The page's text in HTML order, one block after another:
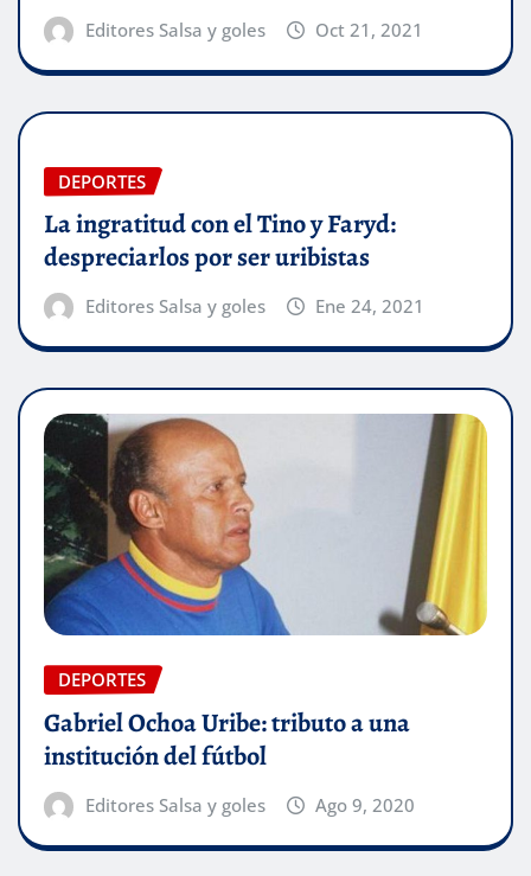
Editores Salsa y goles Oct 21, 2021
DEPORTES
La ingratitud con el Tino y Faryd:
despreciarlos por ser uribistas
Editores Salsa y goles Ene 24, 2021
DEPORTES
Gabriel Ochoa Uribe: tributo a una
institución del fútbol
Editores Salsa y goles Ago 9, 2020